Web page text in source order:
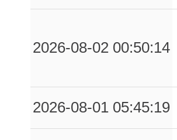
0.02
BCN
2026-08-02 00:50:14
2026-08-01 05:45:19